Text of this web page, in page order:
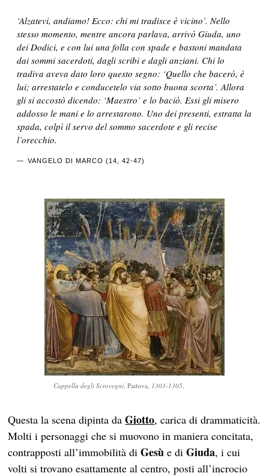
‘Alzatevi, andiamo! Ecco: chi mi tradisce è vicino’. Nello
stesso momento, mentre ancora parlava, arrivò Giuda, uno
dei Dodici, e con lui una folla con spade e bastoni mandata
dai sommi sacerdoti, dagli scribi e dagli anziani. Chi lo
tradiva aveva dato loro questo segno: ‘Quello che bacerò, è
lui; arrestatelo e conducetelo via sotto buona scorta’. Allora
gli si accostò dicendo: ‘Maestro’ e lo baciò. Essi gli misero
addosso le mani e lo arrestarono. Uno dei presenti, estratta la
spada, colpì il servo del sommo sacerdote e gli recise
l’orecchio.
VANGELO DI MARCO (14, 42-47)
Cappella degli Scrovegni, Padova, 1303-1305.
Questa la scena dipinta daGiotto, carica di drammaticità.
Molti i personaggi che si muovono in maniera concitata,
contrapposti all’immobilità diGesù e diGiuda, i cui
volti si trovano esattamente al centro, posti all’incrocio